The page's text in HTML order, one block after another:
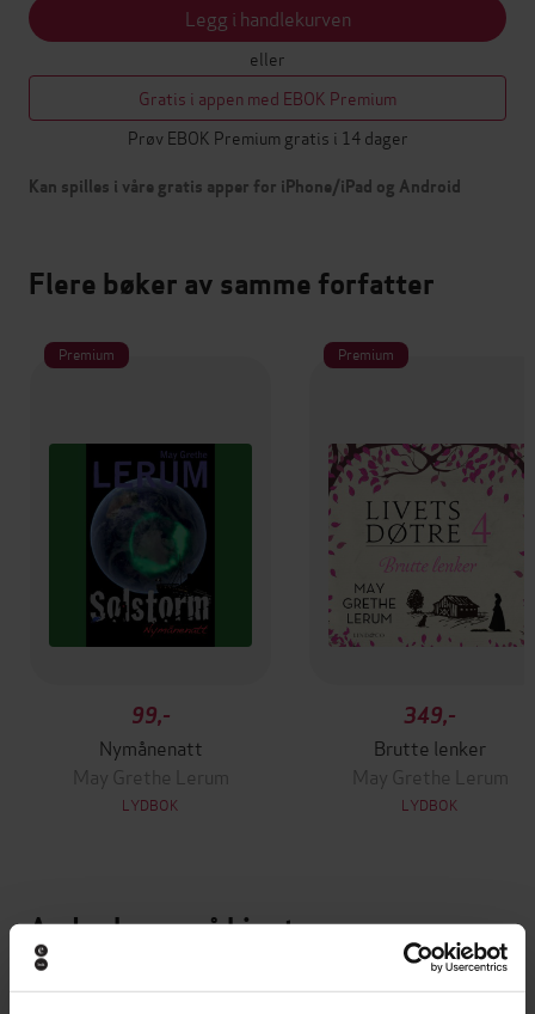
Legg i handlekurven
eller
Gratis i appen med EBOK Premium
Prøv EBOK Premium gratis i 14 dager
Kan spilles i våre gratis apper for iPhone/iPad og Android
Flere bøker av samme forfatter
Premium
99,-
Nymånenatt
May Grethe Lerum
LYDBOK
Premium
349,-
Brutte lenker
May Grethe Lerum
LYDBOK
Andre har også kjøpt
Premium